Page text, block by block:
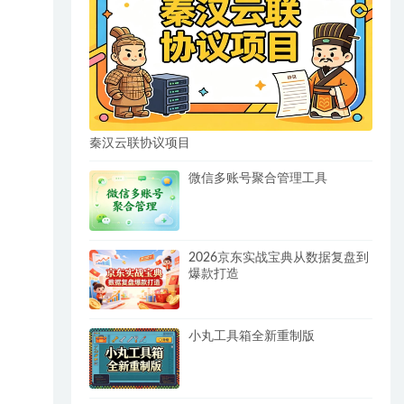
秦汉云联协议项目
微信多账号聚合管理工具
2026京东实战宝典从数据复盘到
爆款打造
小丸工具箱全新重制版